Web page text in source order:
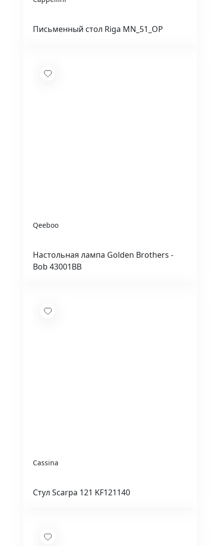
Письменный стол Riga MN_51_OP
Qeeboo
Настольная лампа Golden Brothers -
Bob 43001BB
Cassina
Стул Scarpa 121 KF121140